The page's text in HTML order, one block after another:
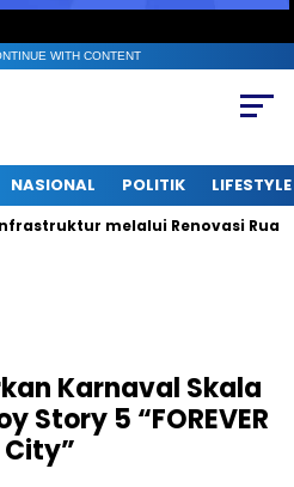
WITH CONTENT
NASIONAL POLITIK LIFESTYLE
melalui Renovasi Ruang
Karnaval Skala
Story 5 “FOREVER
City”